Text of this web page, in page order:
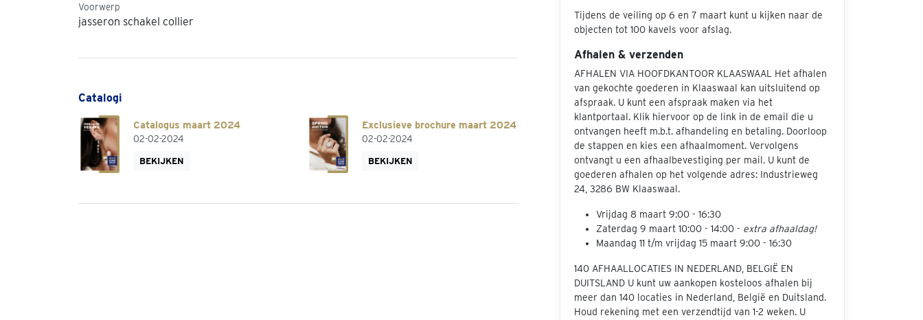
Voorwerp
jasseron schakel collier
Catalogi
Catalogus maart 2024
02-02-2024
BEKIJKEN
Exclusieve brochure maart 2024
02-02-2024
BEKIJKEN
Tijdens de veiling op 6 en 7 maart kunt u kijken naar de
objecten tot 100 kavels voor afslag.
Afhalen & verzenden
AFHALEN VIA HOOFDKANTOOR KLAASWAAL Het afhalen
van gekochte goederen in Klaaswaal kan uitsluitend op
afspraak. U kunt een afspraak maken via het
klantportaal. Klik hiervoor op de link in de email die u
ontvangen heeft m.b.t. afhandeling en betaling. Doorloop
de stappen en kies een afhaalmoment. Vervolgens
ontvangt u een afhaalbevestiging per mail. U kunt de
goederen afhalen op het volgende adres: Industrieweg
24, 3286 BW Klaaswaal.
Vrijdag 8 maart 9:00 - 16:30
Zaterdag 9 maart 10:00 - 14:00 - extra afhaaldag!
Maandag 11 t/m vrijdag 15 maart 9:00 - 16:30
140 AFHAALLOCATIES IN NEDERLAND, BELGIË EN
DUITSLAND U kunt uw aankopen kosteloos afhalen bij
meer dan 140 locaties in Nederland, België en Duitsland.
Houd rekening met een verzendtijd van 1-2 weken. U